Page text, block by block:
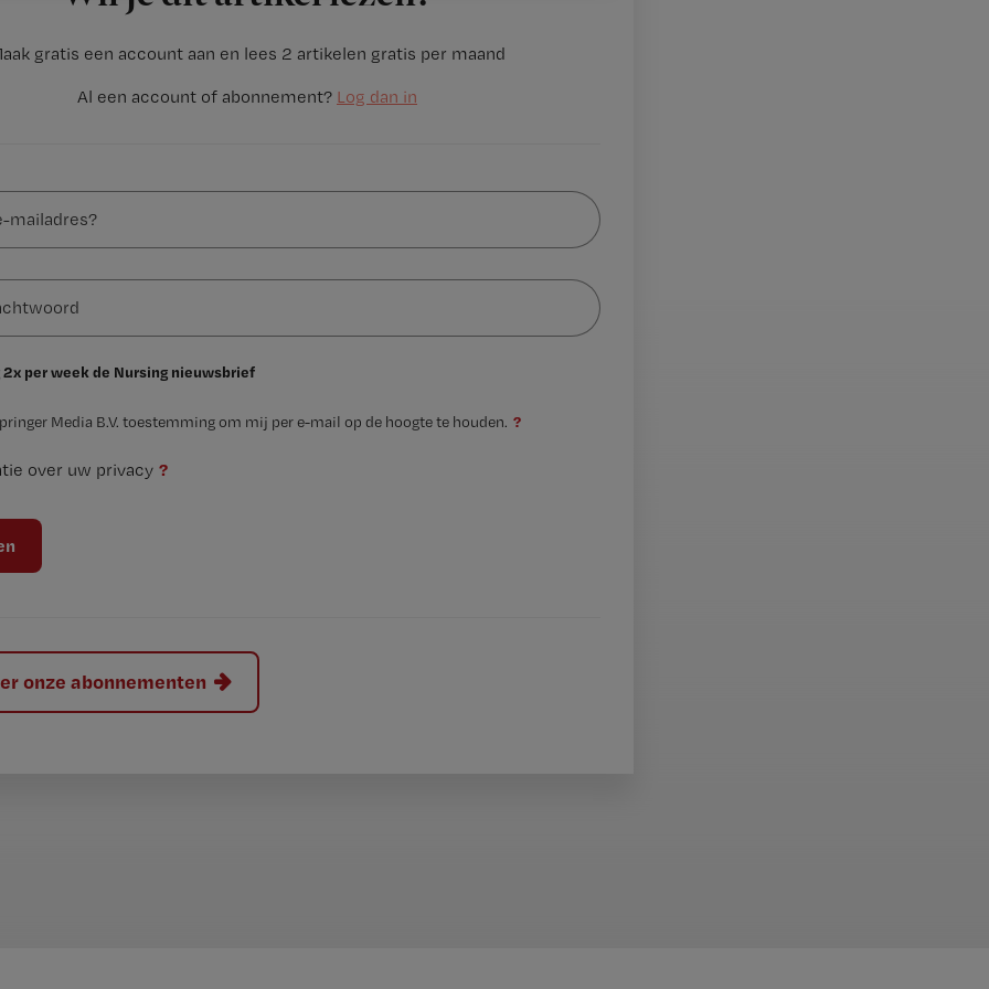
gratis een account aan en lees 2 artikelen gratis per maand
Al een account of abonnement? Log dan in
2x per week de Nursing nieuwsbrief
Media B.V. toestemming om mij per e-mail op de hoogte te houden. ?
over uw privacy ?
onze abonnementen